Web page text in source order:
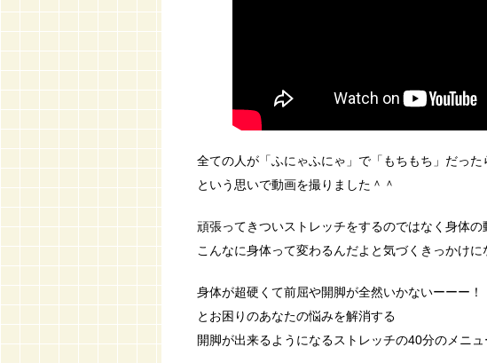
全ての人が「ふにゃふにゃ」で「もちもち」だった
という思いで動画を撮りました＾＾
頑張ってきついストレッチをするのではなく身体
こんなに身体って変わるんだよと気づくきっかけに
身体が超硬くて前屈や開脚が全然いかないーーー！
とお困りのあなたの悩みを解消する
開脚が出来るようになるストレッチの40分のメニュ